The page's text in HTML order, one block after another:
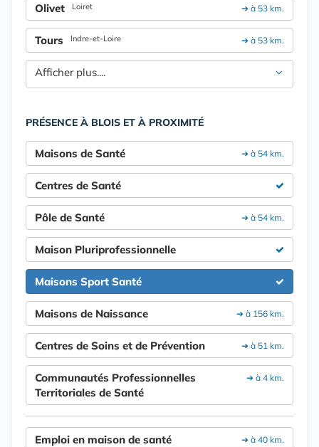
➔ à 53 km.
Olivet Loiret
➔ à 53 km.
Tours Indre-et-Loire
Afficher plus....
PRÉSENCE À BLOIS ET À PROXIMITÉ
➔ à 54 km.
Maisons de Santé
Centres de Santé
➔ à 54 km.
Pôle de Santé
Maison Pluriprofessionnelle
Maisons Sport Santé
➔ à 156 km.
Maisons de Naissance
➔ à 51 km.
Centres de Soins et de Prévention
➔ à 4 km.
Communautés Professionnelles
Territoriales de Santé
➔ à 40 km.
Emploi en maison de santé